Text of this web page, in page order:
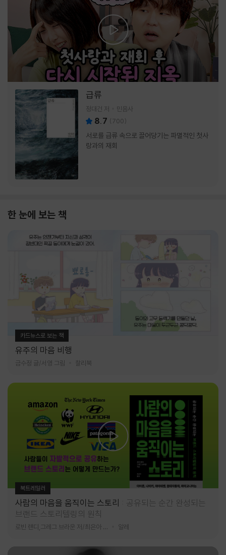
급류
정대건 저 민음사
8.7 (700)
서로를 급류 속으로 끌어당기는 파멸적인 첫사
랑과의 재회
한 눈에 보는 책
카드뉴스로 보는 책
유주의 마음 비행
금수정 글/서영 그림 찰리북
북트레일러
사람의 마음을 움직이는 스토리
공유되는 순간 완성되는
브랜드 스토리텔링의 원칙
알레